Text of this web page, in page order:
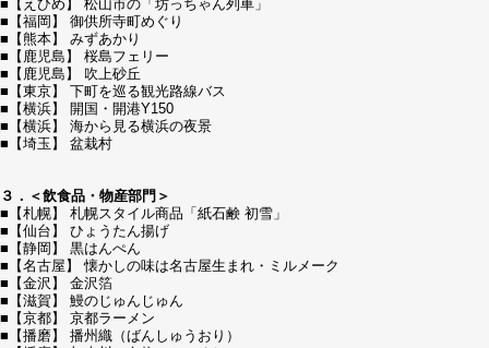
■【えひめ】 松山市の「坊っちゃん列車」
■【福岡】 御供所寺町めぐり
■【熊本】 みずあかり
■【鹿児島】 桜島フェリー
■【鹿児島】 吹上砂丘
■【東京】 下町を巡る観光路線バス
■【横浜】 開国・開港Y150
■【横浜】 海から見る横浜の夜景
■【埼玉】 盆栽村
３．＜飲食品・物産部門＞
■【札幌】 札幌スタイル商品「紙石鹸 初雪」
■【仙台】 ひょうたん揚げ
■【静岡】 黒はんぺん
■【名古屋】 懐かしの味は名古屋生まれ・ミルメーク
■【金沢】 金沢箔
■【滋賀】 鰻のじゅんじゅん
■【京都】 京都ラーメン
■【播磨】 播州織（ばんしゅうおり）